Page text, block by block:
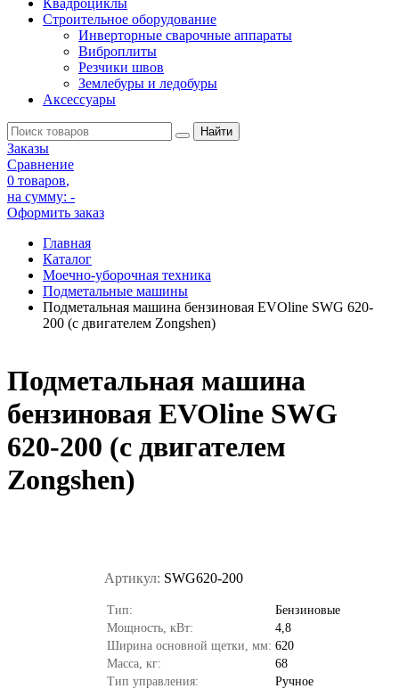
Квадроциклы
Строительное оборудование
Инверторные сварочные аппараты
Виброплиты
Резчики швов
Землебуры и ледобуры
Аксессуары
Заказы
Сравнение
0 товаров,
на сумму: -
Оформить заказ
Главная
Каталог
Моечно-уборочная техника
Подметальные машины
Подметальная машина бензиновая EVOline SWG 620-
200 (с двигателем Zongshen)
Подметальная машина
бензиновая EVOline SWG
620-200 (с двигателем
Zongshen)
Артикул: SWG620-200
Тип:
Бензиновые
Мощность, кВт:
4,8
Ширина основной щетки, мм: 620
Масса, кг:
68
Тип управления:
Ручное